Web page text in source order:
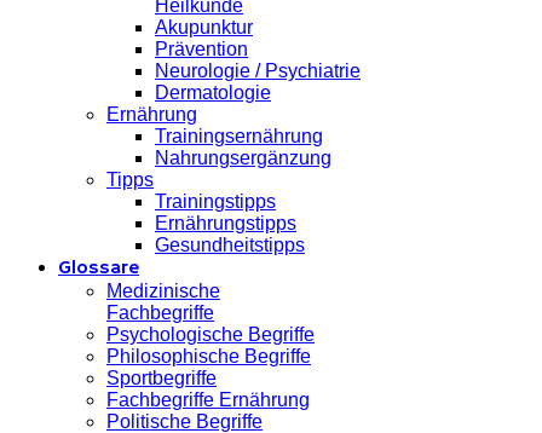
Heilkunde
Akupunktur
Prävention
Neurologie / Psychiatrie
Dermatologie
Ernährung
Trainingsernährung
Nahrungsergänzung
Tipps
Trainingstipps
Ernährungstipps
Gesundheitstipps
Glossare
Medizinische
Fachbegriffe
Psychologische Begriffe
Philosophische Begriffe
Sportbegriffe
Fachbegriffe Ernährung
Politische Begriffe